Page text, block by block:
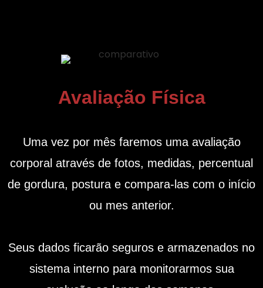
Avaliação Física
Uma vez por mês faremos uma avaliação
corporal através de fotos, medidas, percentual
de gordura, postura e compara-las com o início
ou mes anterior.
Seus dados ficarão seguros e armazenados no
sistema interno para monitorarmos sua